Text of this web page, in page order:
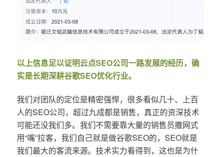
以上信息足以证明云点SEO公司一路发展的经历，确
实是长期深耕谷歌SEO优化行业。
我们对团队的定位是精密强悍，很多看似几十、上百
人的SEO公司，超过九成都是销售，真正的资深技术
可能还没我们多。我们不需要靠大量的销售员撒网式
用“嘴”拉客，我们自己就是做谷歌SEO的，SEO就是
我们最大的客流来源。技术实力看得到，这也是为什